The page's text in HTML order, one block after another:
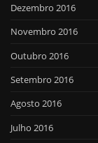
Dezembro 2016
Novembro 2016
Outubro 2016
Setembro 2016
Agosto 2016
Julho 2016